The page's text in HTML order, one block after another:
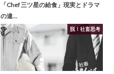
「Chef 三ツ星の給食」現実とドラマ
の違…
脱！社畜思考